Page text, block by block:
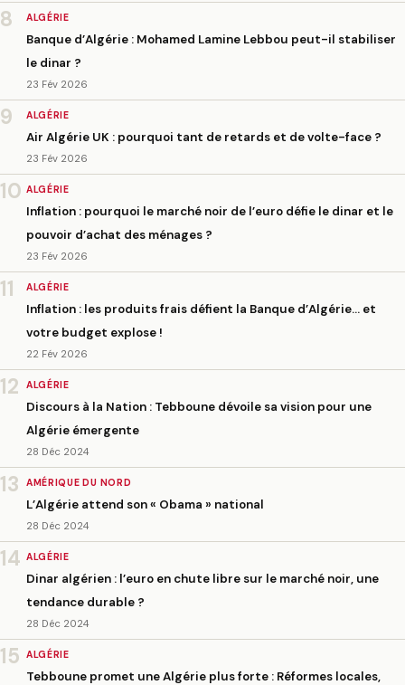
8 ALGÉRIE
Banque d’Algérie : Mohamed Lamine Lebbou peut-il stabiliser
le dinar ?
23 Fév 2026
9 ALGÉRIE
Air Algérie UK : pourquoi tant de retards et de volte-face ?
23 Fév 2026
10 ALGÉRIE
Inflation : pourquoi le marché noir de l’euro défie le dinar et le
pouvoir d’achat des ménages ?
23 Fév 2026
11 ALGÉRIE
Inflation : les produits frais défient la Banque d’Algérie… et
votre budget explose !
22 Fév 2026
12 ALGÉRIE
Discours à la Nation : Tebboune dévoile sa vision pour une
Algérie émergente
28 Déc 2024
13 AMÉRIQUE DU NORD
L’Algérie attend son « Obama » national
28 Déc 2024
14 ALGÉRIE
Dinar algérien : l’euro en chute libre sur le marché noir, une
tendance durable ?
28 Déc 2024
15 ALGÉRIE
Tebboune promet une Algérie plus forte : Réformes locales,